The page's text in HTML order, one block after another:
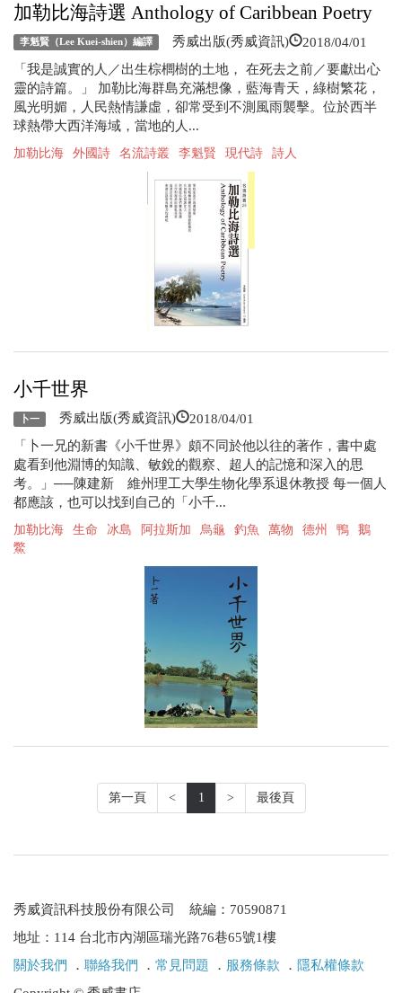
加勒比海詩選 Anthology of Caribbean Poetry
李魁賢（Lee Kuei-shien）編譯 秀威出版(秀威資訊) 2018/04/01
「我是誠實的人／出生棕櫚樹的土地， 在死去之前／要獻出心
靈的詩篇。」 加勒比海群島充滿想像，藍海青天，綠樹繁花，
風光明媚，人民熱情謙虛，卻常受到不測風雨襲擊。位於西半
球熱帶大西洋海域，當地的人...
加勒比海 外國詩 名流詩叢 李魁賢 現代詩 詩人
小千世界
卜一 秀威出版(秀威資訊) 2018/04/01
「卜一兄的新書《小千世界》頗不同於他以往的著作，書中處
處看到他淵博的知識、敏銳的觀察、超人的記憶和深入的思
考。」──陳建新 維州理工大學生物化學系退休教授 每一個人
都應該，也可以找到自己的「小千...
加勒比海 生命 冰島 阿拉斯加 烏龜 釣魚 萬物 德州 鴨
鵝
鱉
第一頁 < 1 > 最後頁
秀威資訊科技股份有限公司 統編：70590871
地址：114 台北市內湖區瑞光路76巷65號1樓
關於我們
． 聯絡我們 ． 常見問題 ． 服務條款 ． 隱私權條款